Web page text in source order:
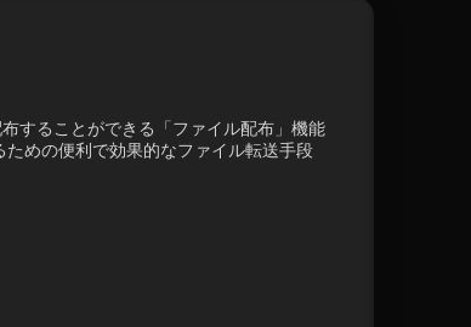
することができる「ファイル配布」機能
めの便利で効果的なファイル転送手段